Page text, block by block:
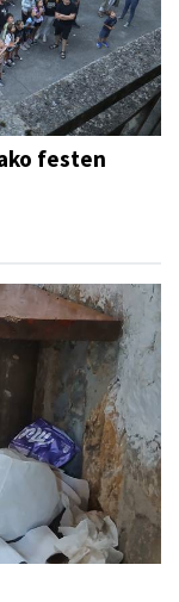
festen